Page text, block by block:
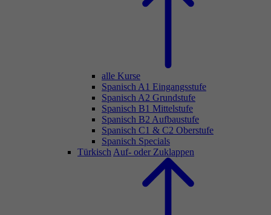
alle Kurse
Spanisch A1 Eingangsstufe
Spanisch A2 Grundstufe
Spanisch B1 Mittelstufe
Spanisch B2 Aufbaustufe
Spanisch C1 & C2 Oberstufe
Spanisch Specials
Türkisch Auf- oder Zuklappen